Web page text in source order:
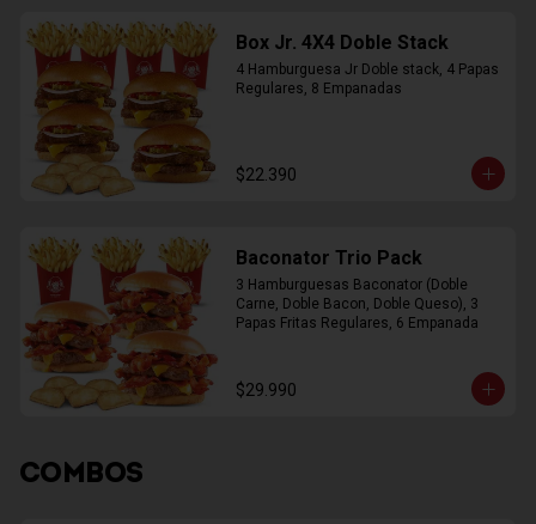
Box Jr. 4X4 Doble Stack
4 Hamburguesa Jr Doble stack, 4 Papas
Regulares, 8 Empanadas
$22.390
Baconator Trio Pack
3 Hamburguesas Baconator (Doble
Carne, Doble Bacon, Doble Queso), 3
Papas Fritas Regulares, 6 Empanada
$29.990
COMBOS